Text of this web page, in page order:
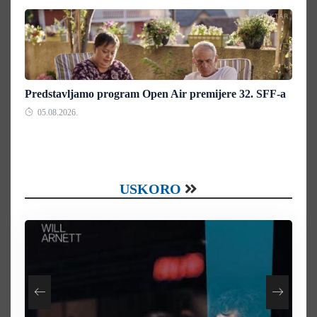
Predstavljamo program Open Air premijere 32. SFF-a
05.08.2026.
USKORO